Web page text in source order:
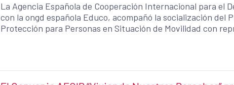
La Agencia Española de Cooperación Internacional para el
con la ongd española Educo, acompañó la socialización del
Protección para Personas en Situación de Movilidad con